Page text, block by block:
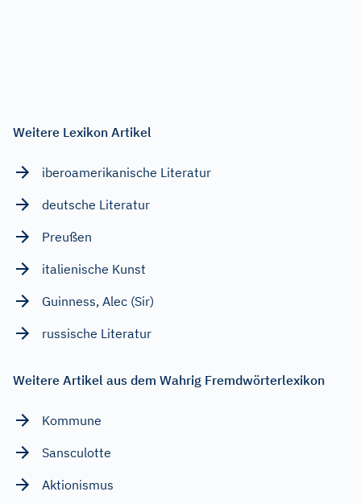
Weitere Lexikon Artikel
iberoamerikanische Literatur
deutsche Literatur
Preußen
italienische Kunst
Guinness, Alec (Sir)
russische Literatur
Weitere Artikel aus dem Wahrig Fremdwörterlexikon
Kommune
Sansculotte
Aktionismus